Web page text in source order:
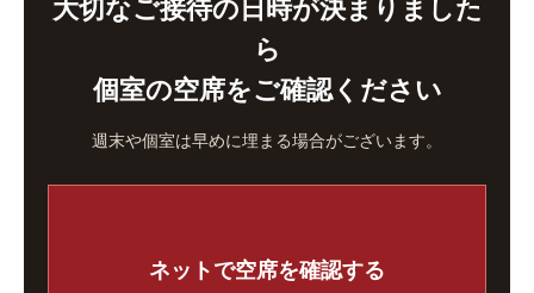
大切なご接待の日時が決まりました
ら
個室の空席をご確認ください
週末や個室は早めに埋まる場合がございます。
ネットで空席を確認する